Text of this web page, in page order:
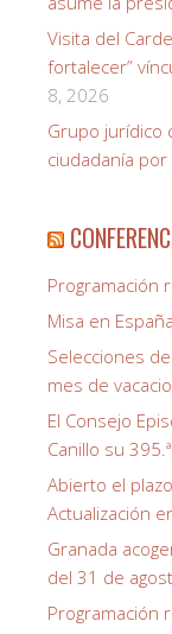
Visita del
fortalecer”
8, 2026
Grupo jurídico
ciudadanía
Programación
Misa en
Selecciones
mes de
El Consejo
Canillo su
Abierto el
Actualización
Granada
del 31 de
Programación